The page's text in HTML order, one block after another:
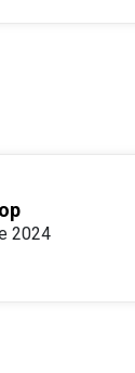
2024